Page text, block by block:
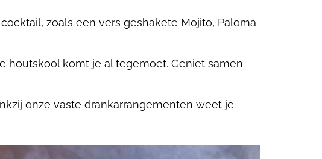
zoals een vers geshakete Mojito, Paloma
houtskool komt je al tegemoet. Geniet samen
onze vaste drankarrangementen weet je